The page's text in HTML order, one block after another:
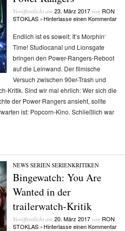
Veröffentlicht am 23. März 2017von RON
STOKLAS • Hinterlasse einen Kommentar
Endlich ist es soweit: It’s Morphin‘
Time! Studiocanal und Lionsgate
bringen den Power-Rangers-Reboot
auf die Leinwand. Der filmische
Versuch zwischen 90er-Trash und
Kritik. Sind wir mal ehrlich: Wer sich die
der Power Rangers ansieht, sollte
ist: Popcorn-Kino. Schließlich war
NEWS/SERIEN/SERIENKRITIKEN
Bingewatch: You Are
Wanted in der
trailerwatch-Kritik
Veröffentlicht am 20. März 2017von RON
STOKLAS • Hinterlasse einen Kommentar